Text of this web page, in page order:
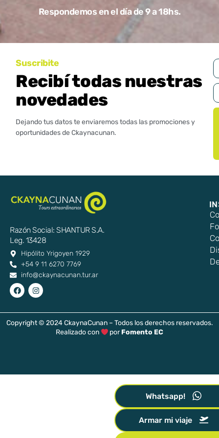
Respondemos en el día de 9 a 18hs.
Suscribite
Recibí todas nuestras
novedades
Dejando tus datos te enviaremos todas las promociones y
oportunidades de Ckaynacunan.
Razón Social: SHANTUR S.A.
Leg. 13428
Hipólito Yrigoyen 1929
+54 9 11 6270 7769
info@ckaynacunan.tur.ar
Copyright © 2024 CkaynaCunan – Todos los derechos reservados.
Realizado con
por Fomento EC
Whatsapp!
Armar mi viaje